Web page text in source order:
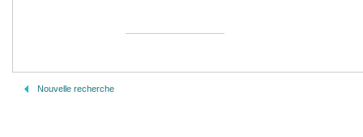
Nouvelle recherche